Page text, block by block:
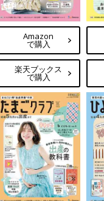
Amazon
で購入
楽天ブックス
で購入